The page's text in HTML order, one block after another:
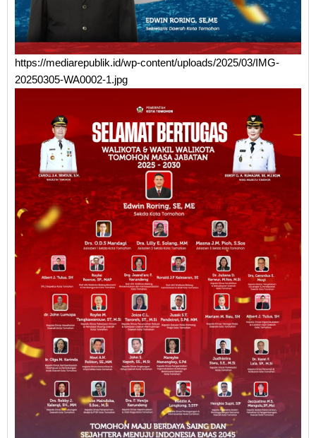
https://mediarepublik.id/wp-content/uploads/2025/03/IMG-
20250305-WA0002-1.jpg